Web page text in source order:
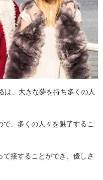
は、大きな夢を持ち多くの人
、多くの人々を魅了するこ
接することができ、優しさ